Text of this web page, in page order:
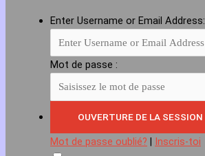
Enter Username or Email Address:
Mot de passe :
Mot de passe oublié? Inscris-toi